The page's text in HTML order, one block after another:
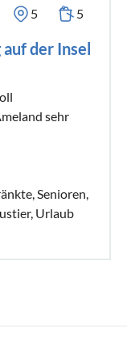
5 5
der Insel
sehr
Senioren,
Urlaub